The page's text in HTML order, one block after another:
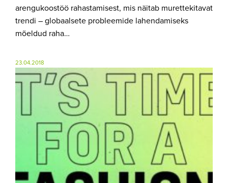
arengukoostöö rahastamisest, mis näitab murettekitavat
trendi – globaalsete probleemide lahendamiseks
mõeldud raha…
23.04.2018